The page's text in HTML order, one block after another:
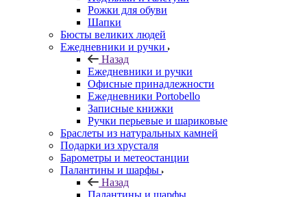
Рожки для обуви
Шапки
Бюсты великих людей
Ежедневники и ручки
Назад
Ежедневники и ручки
Офисные принадлежности
Ежедневники Portobello
Записные книжки
Ручки перьевые и шариковые
Браслеты из натуральных камней
Подарки из хрусталя
Барометры и метеостанции
Палантины и шарфы
Назад
Палантины и шарфы